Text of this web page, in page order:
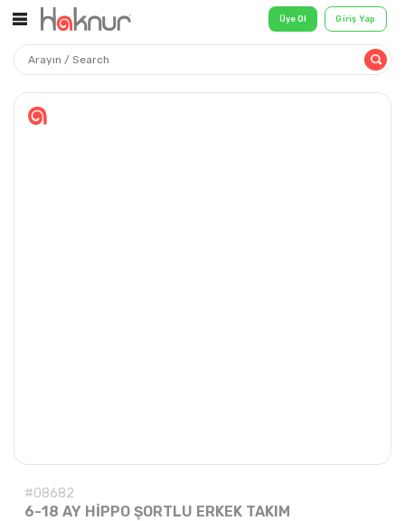
Üye Ol
#08682
6-18 AY HİPPO ŞORTLU ERKEK TAKIM